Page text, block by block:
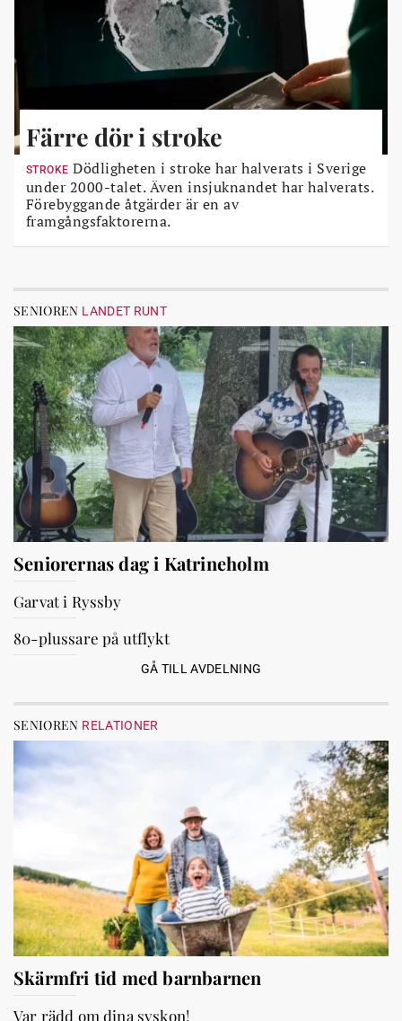
Färre dör i stroke
STROKE Dödligheten i stroke har halverats i Sverige
under 2000-talet. Även insjuknandet har halverats.
Förebyggande åtgärder är en av
framgångsfaktorerna.
SENIOREN LANDET RUNT
Seniorernas dag i Katrineholm
Garvat i Ryssby
80-plussare på utflykt
GÅ TILL AVDELNING
SENIOREN RELATIONER
Skärmfri tid med barnbarnen
Var rädd om dina syskon!